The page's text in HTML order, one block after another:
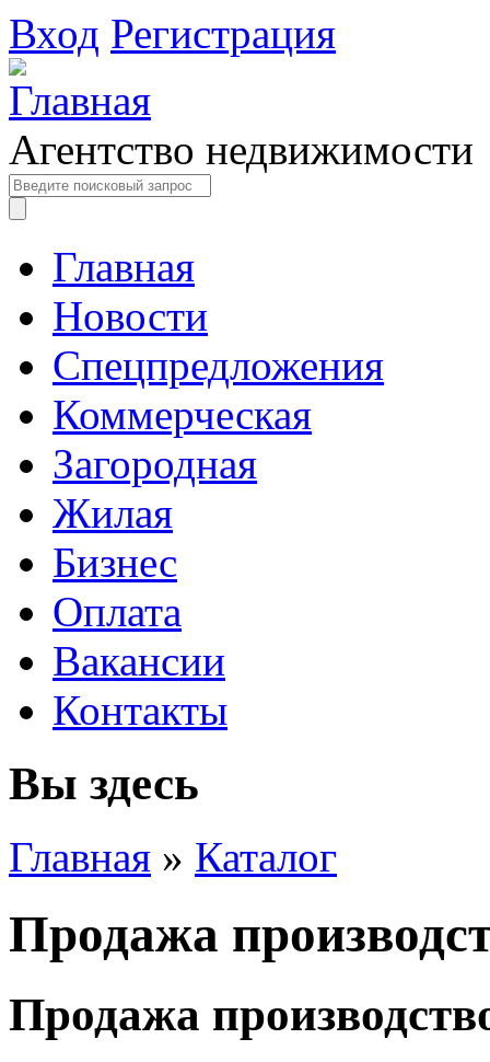
Вход Регистрация
Агентство недвижимости
Главная
Новости
Спецпредложения
Коммерческая
Загородная
Жилая
Бизнес
Оплата
Вакансии
Контакты
Вы здесь
Главная » Каталог
Продажа
Продажа